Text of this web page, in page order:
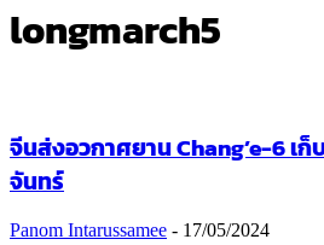
longmarch5
จีนส่งอวกาศยาน Chang’e-6 เ
จันทร์
Panom Intarussamee - 17/05/2024